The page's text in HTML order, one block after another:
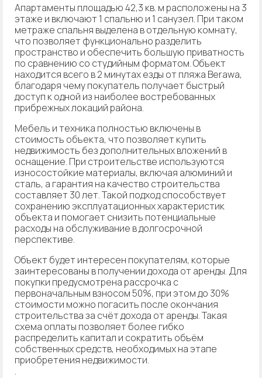
Апартаменты площадью 42,3 кв. м расположены на 3
этаже и включают 1 спальню и 1 санузел. При таком
метраже спальня выделена в отдельную комнату,
что позволяет функционально разделить
пространство и обеспечить большую приватность
по сравнению со студийным форматом. Объект
находится всего в 2 минутах езды от пляжа Berawa,
благодаря чему покупатель получает быстрый
доступ к одной из наиболее востребованных
прибрежных локаций района.
Мебель и техника полностью включены в
стоимость объекта, что позволяет купить
недвижимость без дополнительных вложений в
оснащение. При строительстве используются
износостойкие материалы, включая алюминий и
сталь, а гарантия на качество строительства
составляет 30 лет. Такой подход способствует
сохранению эксплуатационных характеристик
объекта и помогает снизить потенциальные
расходы на обслуживание в долгосрочной
перспективе.
Объект будет интересен покупателям, которые
заинтересованы в получении дохода от аренды. Для
покупки предусмотрена рассрочка с
первоначальным взносом 50%, при этом до 30%
стоимости можно погасить после окончания
строительства за счёт дохода от аренды. Такая
схема оплаты позволяет более гибко
распределить капитал и сократить объём
собственных средств, необходимых на этапе
приобретения недвижимости.
.